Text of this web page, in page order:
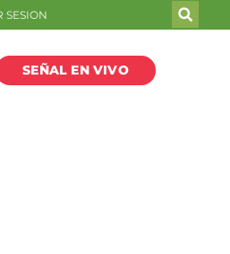
SESION
SEÑAL EN VIVO